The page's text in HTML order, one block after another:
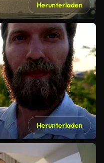
Herunterladen
Herunterladen